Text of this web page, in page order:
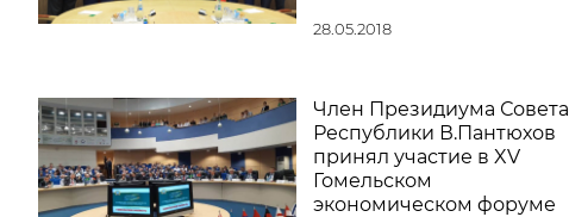
28.05.2018
Член Президиума Совета
Республики В.Пантюхов
принял участие в XV
Гомельском
экономическом форуме